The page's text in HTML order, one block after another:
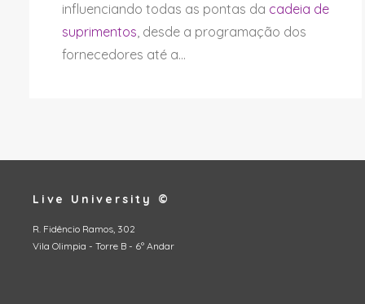
influenciando todas as pontas da cadeia de
suprimentos, desde a programação dos
fornecedores até a...
Live University ©
R. Fidêncio Ramos, 302
Vila Olimpia - Torre B - 6º Andar